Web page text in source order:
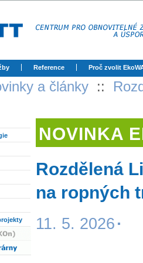
Reference Proč zvolit
a články ::
NOVINKA
Rozdělená
na ropných
11. 5. 2026